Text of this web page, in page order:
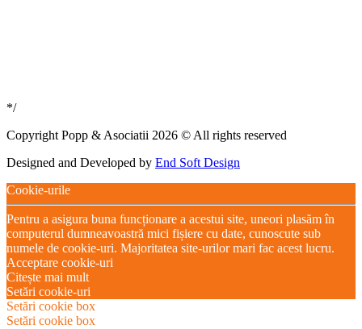
*/
Copyright Popp & Asociatii 2026 © All rights reserved
Designed and Developed by End Soft Design
Cookie-urile
Pentru a asigura buna funcționare a acestui site, uneori plasăm în
computerul dumneavoastră mici fișiere cu date, cunoscute sub
numele de cookie-uri. Majoritatea site-urilor mari fac acest lucru.
Acceptare cookie-uri
Citește mai mult
Setări cookie-uri
Setări cookie box
Setări cookie box